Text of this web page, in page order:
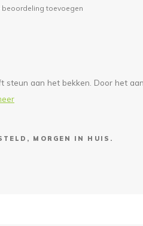
beoordeling toevoegen
steun aan het bekken. Door het
MORGEN IN HUIS.